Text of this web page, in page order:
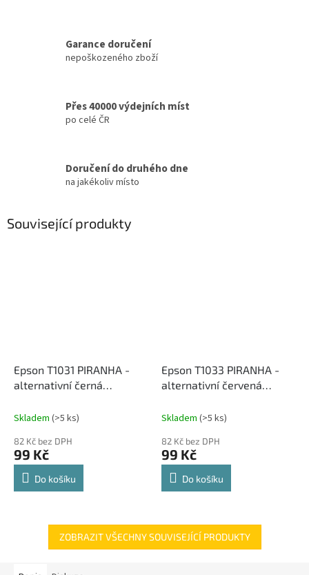
Garance doručení
nepoškozeného zboží
Přes 40000 výdejních míst
po celé ČR
Doručení do druhého dne
na jakékoliv místo
Související produkty
Epson T1031 PIRANHA -
alternativní černá
Skladem (>5 ks)
82 Kč bez DPH
99 Kč
Do košíku
Epson T1033 PIRANHA -
alternativní červená
Skladem (>5 ks)
82 Kč bez DPH
99 Kč
Do košíku
ZOBRAZIT VŠECHNY SOUVISEJÍCÍ PRODUKTY